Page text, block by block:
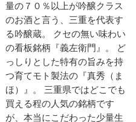
量の７０％以上が吟醸クラス
のお酒と言う、三重を代表す
る吟醸蔵。 クセの無い味わい
の看板銘柄『義左衛門』。 ど
っしりとした特有の旨みを持
つ育てモト製法の『真秀（ま
ほ）』。 三重県ではどこでも
買える程の人気の銘柄です
が、本当にこだわった少量生